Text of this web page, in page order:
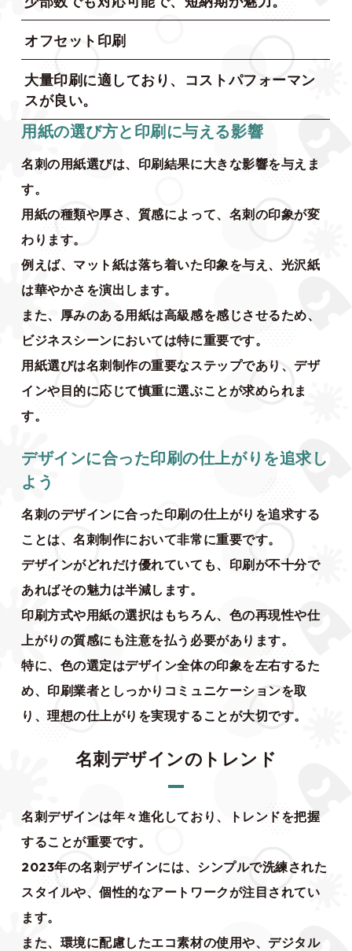
オフセット印刷
大量印刷に適しており、コストパフォーマン
スが良い。
用紙の選び方と印刷に与える影響
名刺の用紙選びは、印刷結果に大きな影響を与えま
す。
用紙の種類や厚さ、質感によって、名刺の印象が変
わります。
例えば、マット紙は落ち着いた印象を与え、光沢紙
は華やかさを演出します。
また、厚みのある用紙は高級感を感じさせるため、
ビジネスシーンにおいては特に重要です。
用紙選びは名刺制作の重要なステップであり、デザ
インや目的に応じて慎重に選ぶことが求められま
す。
デザインに合った印刷の仕上がりを追求し
よう
名刺のデザインに合った印刷の仕上がりを追求する
ことは、名刺制作において非常に重要です。
デザインがどれだけ優れていても、印刷が不十分で
あればその魅力は半減します。
印刷方式や用紙の選択はもちろん、色の再現性や仕
上がりの質感にも注意を払う必要があります。
特に、色の選定はデザイン全体の印象を左右するた
め、印刷業者としっかりコミュニケーションを取
り、理想の仕上がりを実現することが大切です。
名刺デザインのトレンド
名刺デザインは年々進化しており、トレンドを把握
することが重要です。
2023年の名刺デザインには、シンプルで洗練された
スタイルや、個性的なアートワークが注目されてい
ます。
また、環境に配慮したエコ素材の使用や、デジタル